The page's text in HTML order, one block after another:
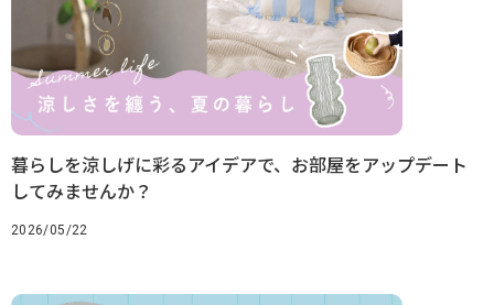
暮らしを涼しげに彩るアイデアで、お部屋をアップデート
してみませんか？
2026/05/22